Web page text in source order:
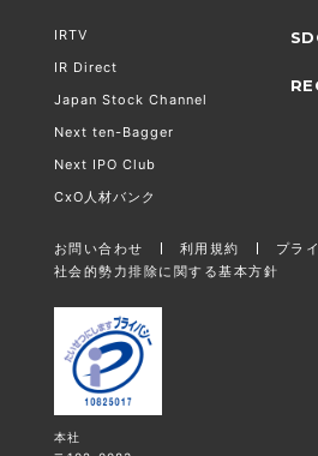
IRTV
IR Direct
Japan Stock Channel
Next ten-Bagger
Next IPO Club
CxO人材バンク
お問い合わせ 利用規約 プラ
社会的勢力排除に関する基本方針
本社